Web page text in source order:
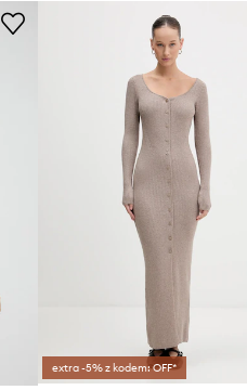
extra -5% z kodem: OFF*